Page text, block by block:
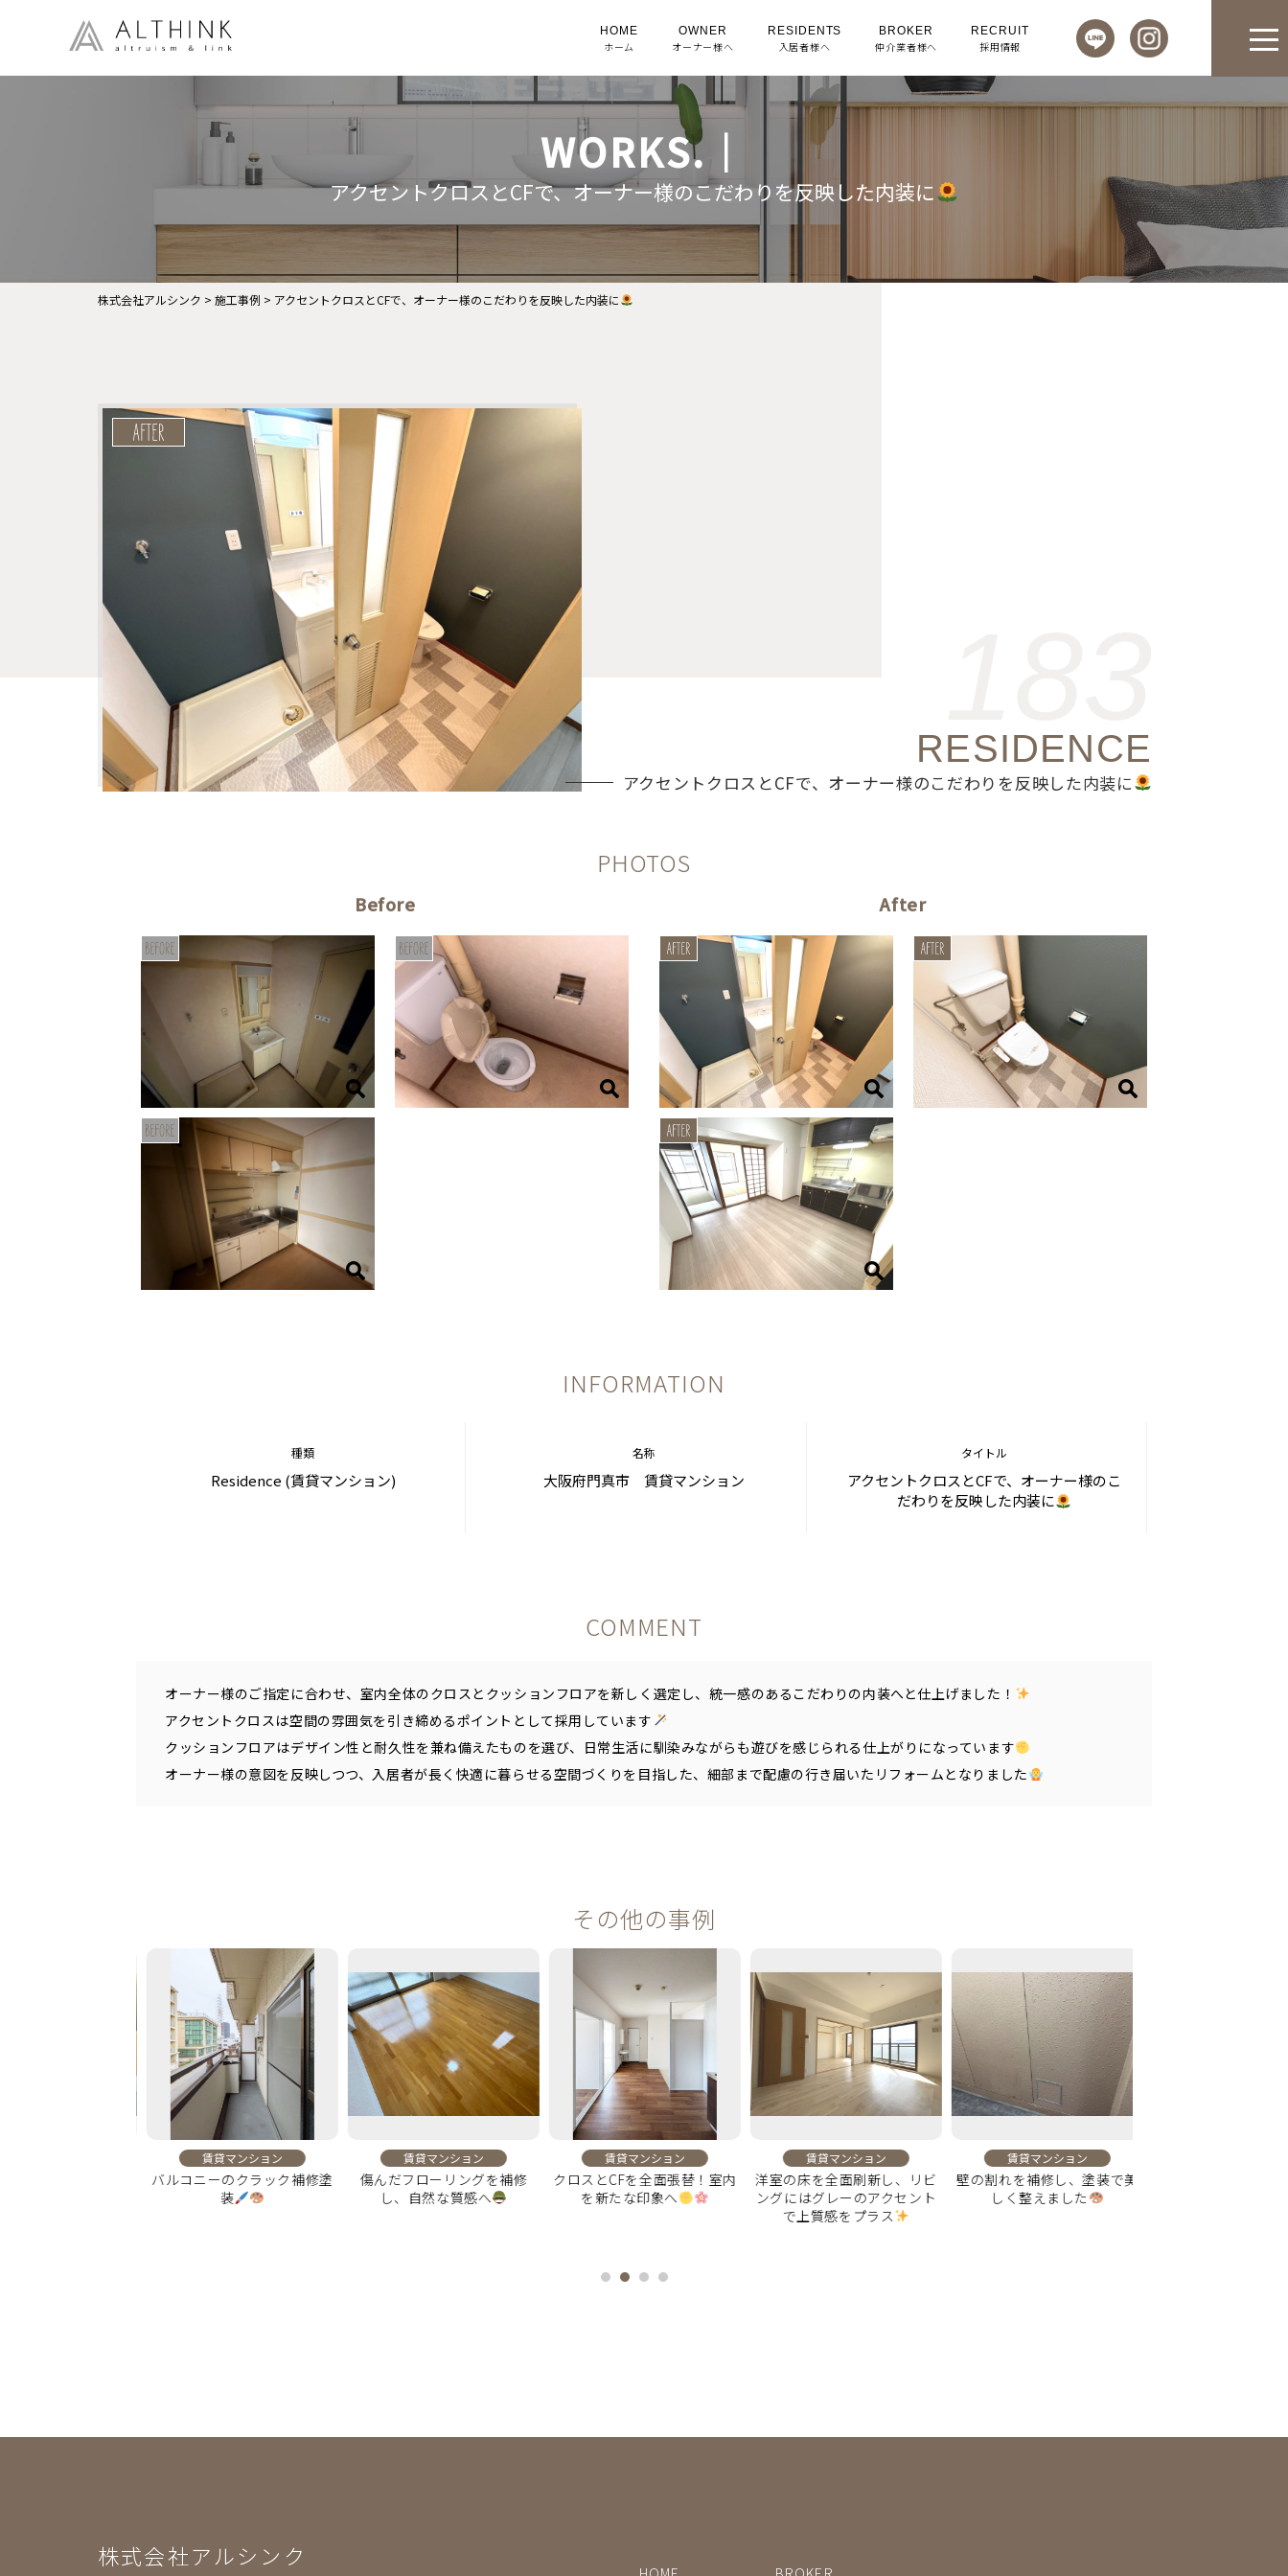
HOME
ホーム
OWNER
オーナー様へ
RESIDENTS
入居者様へ
BROKER
仲介業者様へ
RECRUIT
採用情報
WORKS.｜
アクセントクロスとCFで、オーナー様のこだわりを反映した内装に
株式会社アルシンク > 施工事例 > アクセントクロスとCFで、オーナー様のこだわりを反映した内装に
RESIDENCE
アクセントクロスとCFで、オーナー様のこだわりを反映した内装に
PHOTOS
Before After
INFORMATION
種類
Residence (賃貸マンション)
名称
大阪府門真市 賃貸マンション
タイトル
アクセントクロスとCFで、オーナー様のこ
だわりを反映した内装に
COMMENT
オーナー様のご指定に合わせ、室内全体のクロスとクッションフロアを新しく選定し、統一感のあるこだわりの内装へと仕上げました！
アクセントクロスは空間の雰囲気を引き締めるポイントとして採用しています
クッションフロアはデザイン性と耐久性を兼ね備えたものを選び、日常生活に馴染みながらも遊びを感じられる仕上がりになっています
オーナー様の意図を反映しつつ、入居者が長く快適に暮らせる空間づくりを目指した、細部まで配慮の行き届いたリフォームとなりました
その他の事例
賃貸マンション
バルコニーのクラック補修塗
装
賃貸マンション
傷んだフローリングを補修
し、自然な質感へ
賃貸マンション
クロスとCFを全面張替！室内
を新たな印象へ
賃貸マンション
洋室の床を全面刷新し、リビ
ングにはグレーのアクセント
で上質感をプラス
賃貸マンション
壁の割れを補修し、塗装で美
しく整えました
株式会社アルシンク